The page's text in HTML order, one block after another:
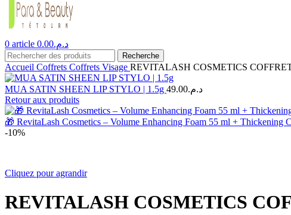
0 article د.م.0.00
Recherche
Accueil Coffrets Coffrets Visage REVITALASH COSMETICS
MUA SATIN SHEEN LIP STYLO | 1.5g د.م.49.00
Retour aux produits
🎁 RevitaLash Cosmetics – Volume Enhancing Foam 55 ml + Thickening
-10%
Cliquez pour agrandir
REVITALASH COSMETICS